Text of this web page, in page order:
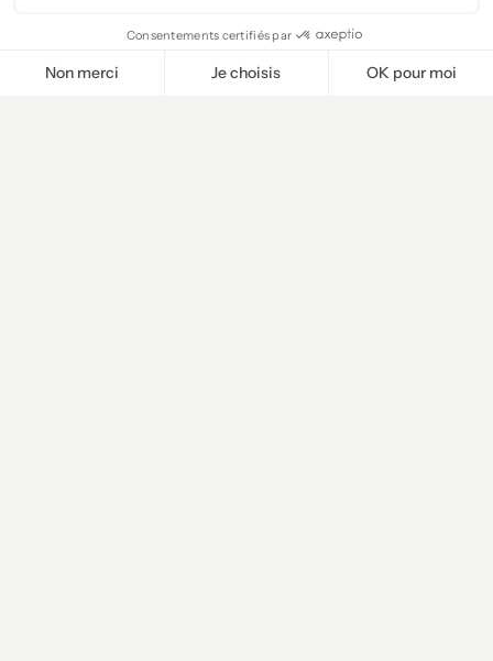
Consentements certifiés par
Non merci Je choisis OK pour moi